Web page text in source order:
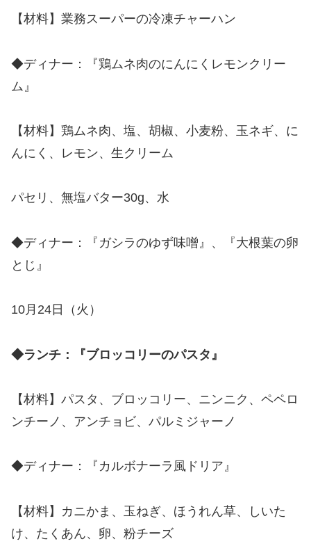
【材料】業務スーパーの冷凍チャーハン
◆ディナー：『鶏ムネ肉のにんにくレモンクリー
ム』
【材料】鶏ムネ肉、塩、胡椒、小麦粉、玉ネギ、に
んにく、レモン、生クリーム
パセリ、無塩バター30g、水
◆ディナー：『ガシラのゆず味噌』、『大根葉の卵
とじ』
10月24日（火）
◆ランチ：『ブロッコリーのパスタ』
【材料】パスタ、ブロッコリー、ニンニク、ペペロ
ンチーノ、アンチョビ、パルミジャーノ
◆ディナー：『カルボナーラ風ドリア』
【材料】カニかま、玉ねぎ、ほうれん草、しいた
け、たくあん、卵、粉チーズ